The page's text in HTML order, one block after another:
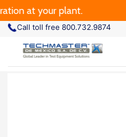
at your plant.
Call toll free 800.732.9874